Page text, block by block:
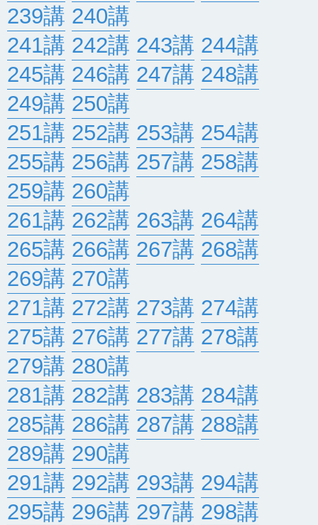
239講 240講
241講 242講 243講 244講
245講 246講 247講 248講
249講 250講
251講 252講 253講 254講
255講 256講 257講 258講
259講 260講
261講 262講 263講 264講
265講 266講 267講 268講
269講 270講
271講 272講 273講 274講
275講 276講 277講 278講
279講 280講
281講 282講 283講 284講
285講 286講 287講 288講
289講 290講
291講 292講 293講 294講
295講 296講 297講 298講